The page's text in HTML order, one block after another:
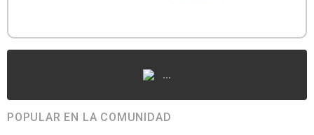
...
POPULAR EN LA COMUNIDAD